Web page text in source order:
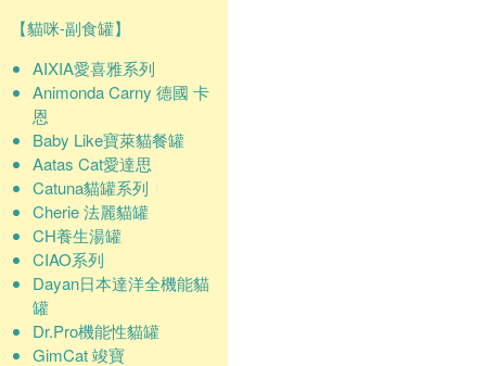
【貓咪-副食罐】
AIXIA愛喜雅系列
Animonda Carny 德國 卡
恩
Baby Like寶萊貓餐罐
Aatas Cat愛達思
Catuna貓罐系列
Cherie 法麗貓罐
CH養生湯罐
CIAO系列
Dayan日本達洋全機能貓
罐
Dr.Pro機能性貓罐
GimCat 竣寶